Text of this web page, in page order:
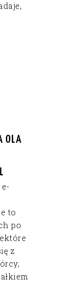
OLA
to
po
z